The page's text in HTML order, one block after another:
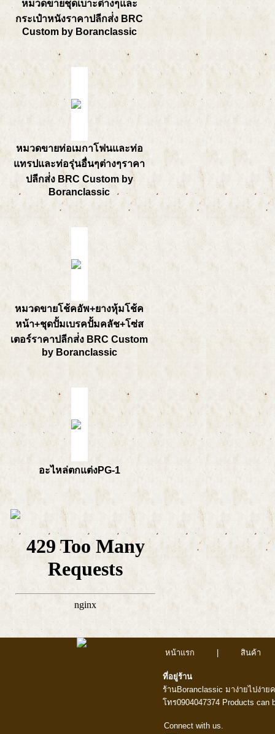
หมวดขายชุดเบาะต่างๆและ
กระเป๋าหนังราคาปลีกส่่ง BRC
Custom by Boranclassic
หมวดขายท่อเมกาโฟนและท่อ
แทรปและท่อรุ่นอื่นๆต่างๆราคา
ปลีกส่่ง BRC Custom by
Boranclassic
หมวดขายโช้คอัพ+ยางหุ้มโช้ค
หน้า+ชุดปั้มเบรคปั้มคลัช+โซ่ส
เตอร์ราคาปลีกส่่ง BRC Custom
by Boranclassic
อะไหล่ตกแต่งPG-1
หน้าแรก สินค้า
ที่อยู่ร้าน
ร้านBoranclassic มาง่ายไปง่า
โทร0904047374 Products can
Connect with us.